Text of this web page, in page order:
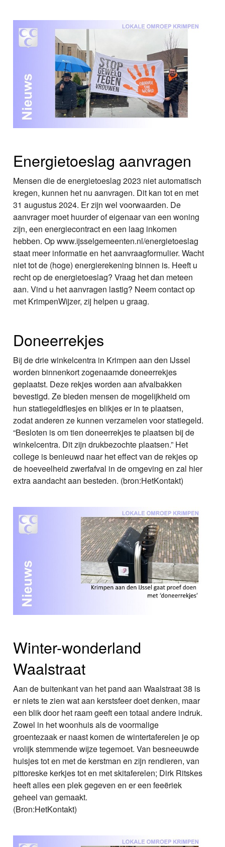
Energietoeslag aanvragen
Mensen die de energietoeslag 2023 niet automatisch
kregen, kunnen het nu aanvragen. Dit kan tot en met
31 augustus 2024. Er zijn wel voorwaarden. De
aanvrager moet huurder of eigenaar van een woning
zijn, een energiecontract en een laag inkomen
hebben. Op www.ijsselgemeenten.nl/energietoeslag
staat meer informatie en het aanvraagformulier. Wacht
niet tot de (hoge) energierekening binnen is. Heeft u
recht op de energietoeslag? Vraag het dan meteen
aan. Vind u het aanvragen lastig? Neem contact op
met KrimpenWijzer, zij helpen u graag.
Doneerrekjes
Bij de drie winkelcentra in Krimpen aan den IJssel
worden binnenkort zogenaamde doneerrekjes
geplaatst. Deze rekjes worden aan afvalbakken
bevestigd. Ze bieden mensen de mogelijkheid om
hun statiegeldflesjes en blikjes er in te plaatsen,
zodat anderen ze kunnen verzamelen voor statiegeld.
“Besloten is om tien doneerrekjes te plaatsen bij de
winkelcentra. Dit zijn drukbezochte plaatsen.” Het
college is benieuwd naar het effect van de rekjes op
de hoeveelheid zwerfafval in de omgeving en zal hier
extra aandacht aan besteden. (bron:HetKontakt)
Winter-wonderland
Waalstraat
Aan de buitenkant van het pand aan Waalstraat 38 is
er niets te zien wat aan kerstsfeer doet denken, maar
een blik door het raam geeft een totaal andere indruk.
Zowel in het woonhuis als de voormalige
groentezaak er naast komen de wintertaferelen je op
vrolijk stemmende wijze tegemoet. Van besneeuwde
huisjes tot en met de kerstman en zijn rendieren, van
pittoreske kerkjes tot en met skitaferelen; Dirk Ritskes
heeft alles een plek gegeven en er een feeëriek
geheel van gemaakt.
(Bron:HetKontakt)